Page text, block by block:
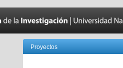
Proyectos